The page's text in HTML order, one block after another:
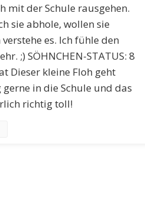
mit der Schule rausgehen.
sie abhole, wollen sie
es. Ich fühle den
;) SÖHNCHEN-STATUS: 8
Dieser kleine Floh geht
in die Schule und das
richtig toll!